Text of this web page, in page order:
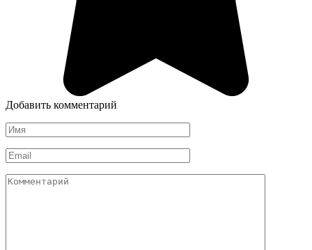
Добавить комментарий
Имя
*
Email
*
Комментарий